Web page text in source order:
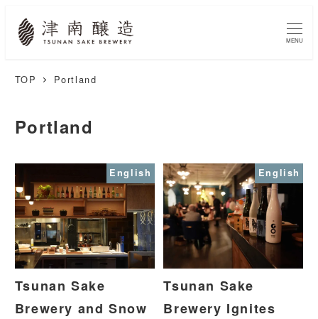
MENU
TOP Portland
Portland
English
Tsunan Sake
Brewery and Snow
English
Tsunan Sake
Brewery Ignites